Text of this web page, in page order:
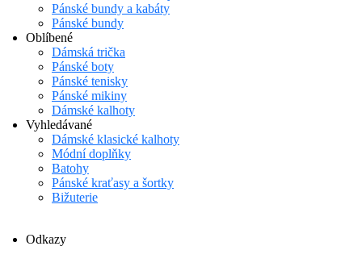
Pánské bundy a kabáty
Pánské bundy
Oblíbené
Dámská trička
Pánské boty
Pánské tenisky
Pánské mikiny
Dámské kalhoty
Vyhledávané
Dámské klasické kalhoty
Módní doplňky
Batohy
Pánské kraťasy a šortky
Bižuterie
Odkazy